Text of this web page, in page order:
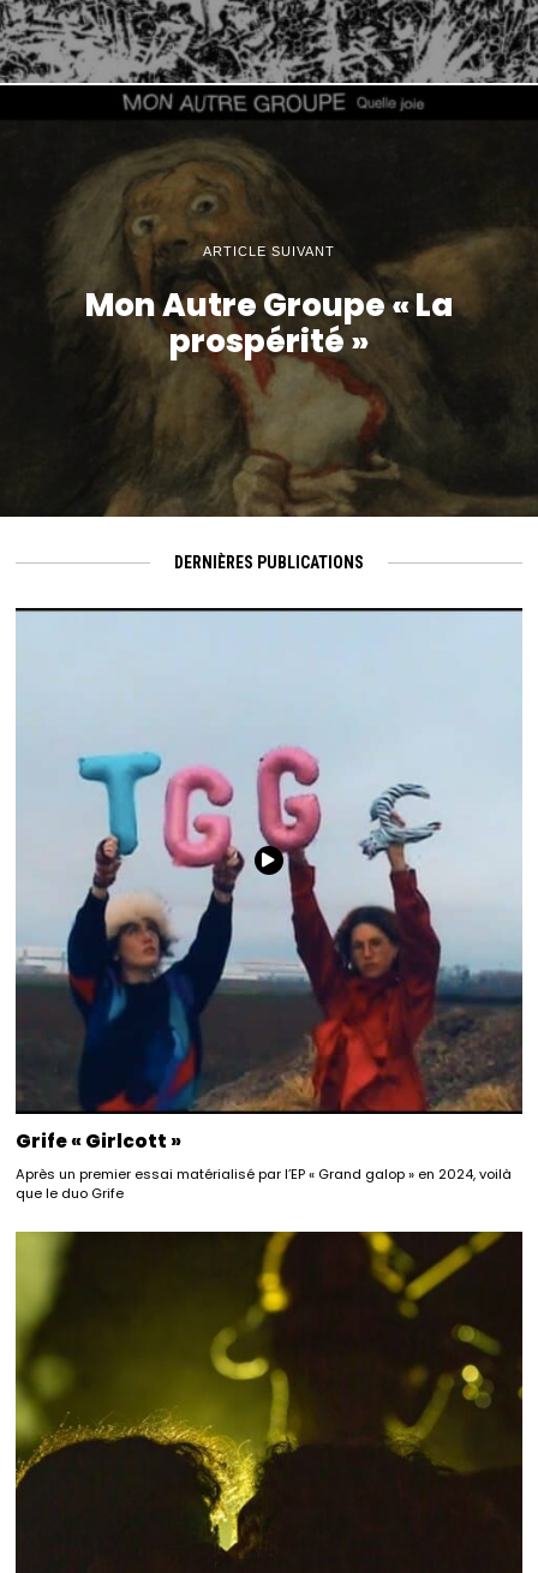
ARTICLE SUIVANT
Mon Autre Groupe « La
prospérité »
DERNIÈRES PUBLICATIONS
Grife « Girlcott »
Après un premier essai matérialisé par l’EP « Grand galop » en 2024, voilà
que le duo Grife